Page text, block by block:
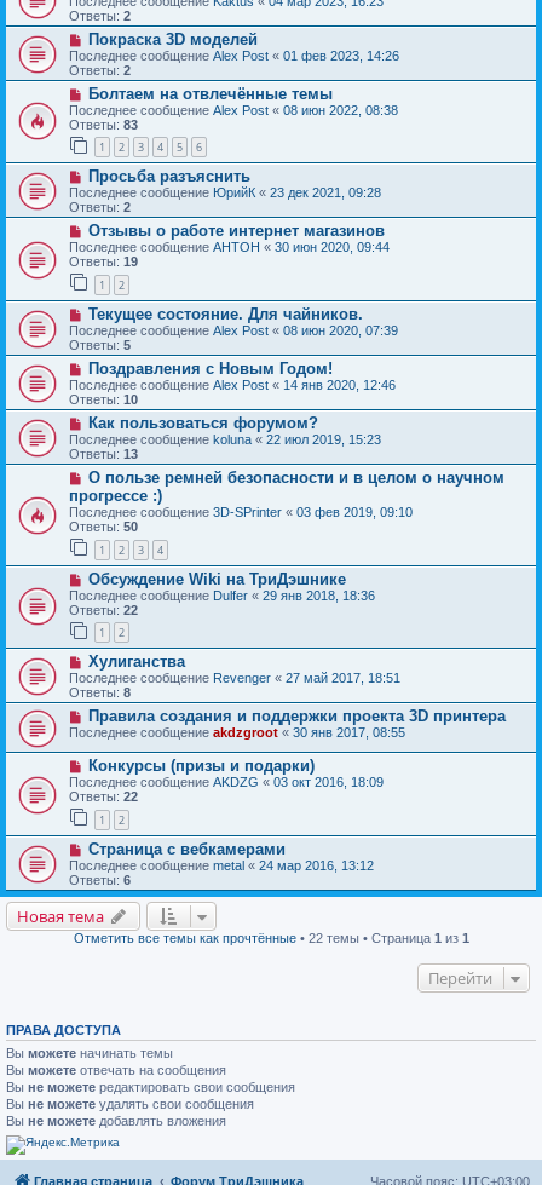
Ответы: 2
Покраска 3D моделей
Последнее сообщение Alex Post « 01 фев 2023, 14:26
Ответы: 2
Болтаем на отвлечённые темы
Последнее сообщение Alex Post « 08 июн 2022, 08:38
Ответы: 83
1 2 3 4 5 6
Просьба разъяснить
Последнее сообщение ЮрийК « 23 дек 2021, 09:28
Ответы: 2
Отзывы о работе интернет магазинов
Последнее сообщение AHTOH « 30 июн 2020, 09:44
Ответы: 19
1 2
Текущее состояние. Для чайников.
Последнее сообщение Alex Post « 08 июн 2020, 07:39
Ответы: 5
Поздравления с Новым Годом!
Последнее сообщение Alex Post « 14 янв 2020, 12:46
Ответы: 10
Как пользоваться форумом?
Последнее сообщение koluna « 22 июл 2019, 15:23
Ответы: 13
О пользе ремней безопасности и в целом о научном
прогрессе :)
Последнее сообщение 3D-SPrinter « 03 фев 2019, 09:10
Ответы: 50
1 2 3 4
Обсуждение Wiki на ТриДэшнике
Последнее сообщение Dulfer « 29 янв 2018, 18:36
Ответы: 22
1 2
Хулиганства
Последнее сообщение Revenger « 27 май 2017, 18:51
Ответы: 8
Правила создания и поддержки проекта 3D принтера
Последнее сообщение akdzgroot « 30 янв 2017, 08:55
Конкурсы (призы и подарки)
Последнее сообщение AKDZG « 03 окт 2016, 18:09
Ответы: 22
1 2
Страница с вебкамерами
Последнее сообщение metal « 24 мар 2016, 13:12
Ответы: 6
Новая тема
Отметить все темы как прочтённые• 22 темы • Страница 1 из 1
Перейти
ПРАВА ДОСТУПА
Вы можете начинать темы
Вы можете отвечать на сообщения
Вы не можете редактировать свои сообщения
Вы не можете удалять свои сообщения
Вы не можете добавлять вложения
Главная страница Форум ТриДэшника Часовой пояс: UTC+03:00